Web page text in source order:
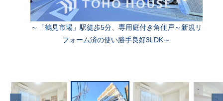
～「鶴見市場」駅徒歩5分、専用庭付き角住戸～新規リ
フォーム済の使い勝手良好3LDK～